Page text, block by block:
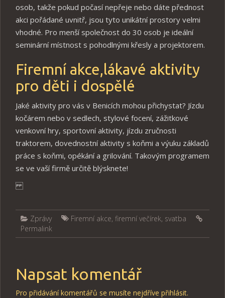
osob, takže pokud počasí nepřeje nebo dáte přednost
akci pořádané uvnitř, jsou tyto unikátní prostory velmi
vhodné. Pro menší společnost do 30 osob je ideální
seminární místnost s pohodlnými křesly a projektorem.
Firemní akce,lákavé aktivity
pro děti i dospělé
Jaké aktivity pro vás v Benicích mohou přichystat? Jízdu
kočárem nebo v sedlech, stylové focení, zážitkové
venkovní hry, sportovní aktivity, jízdu zručnosti
traktorem, dovednostní aktivity s koňmi a výuku základů
práce s koňmi, opékání a grilování. Takovým programem
se ve vaší firmě určitě blýsknete!
Zprávy Firemní akce, firemní večírek, svatba
Permalink
Napsat komentář
Pro přidávání komentářů se musíte nejdříve přihlásit.